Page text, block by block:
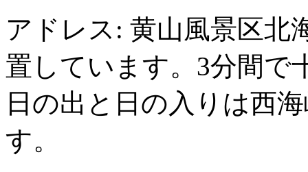
アドレス: 黄山風景区北
置しています。3分間で
日の出と日の入りは西
す。